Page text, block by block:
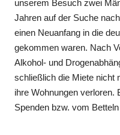
unserem Besuch zwei
Jahren auf der Suche
einen Neuanfang in die
gekommen waren. Nach
Alkohol- und
schließlich die Miete nicht
ihre Wohnungen verloren.
Spenden bzw. vom